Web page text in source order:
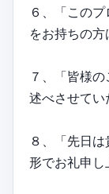
６、「このプ
をお持ちの方
７、「皆様
述べさせてい
８、「先日は
形でお礼申し